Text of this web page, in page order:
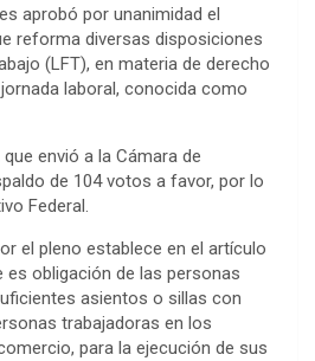
aprobó por unanimidad el
reforma diversas disposiciones
(LFT), en materia de derecho
laboral, conocida como
envió a la Cámara de
de 104 votos a favor, por lo
Federal.
el pleno establece en el artículo
es obligación de las personas
asientos o sillas con
trabajadoras en los
para la ejecución de sus